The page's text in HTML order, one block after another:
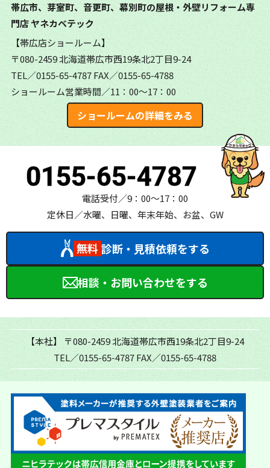
帯広市、芽室町、音更町、幕別町の屋根・外壁リフォーム専
門店ヤネカベテック
【帯広店ショールーム】
〒080-2459 北海道帯広市西19条北2丁目9-24
TEL／0155-65-4787FAX／0155-65-4788
ショールーム営業時間／11：00～17：00
ショールームの詳細をみる
0155-65-4787
電話受付／9：00～17：00
定休日／水曜、日曜、年末年始、お盆、GW
無料 診断・見積依頼をする
相談・お問い合わせをする
【本社】
〒080-2459 北海道帯広市西19条北2丁目9-24
TEL／0155-65-4787FAX／0155-65-4788